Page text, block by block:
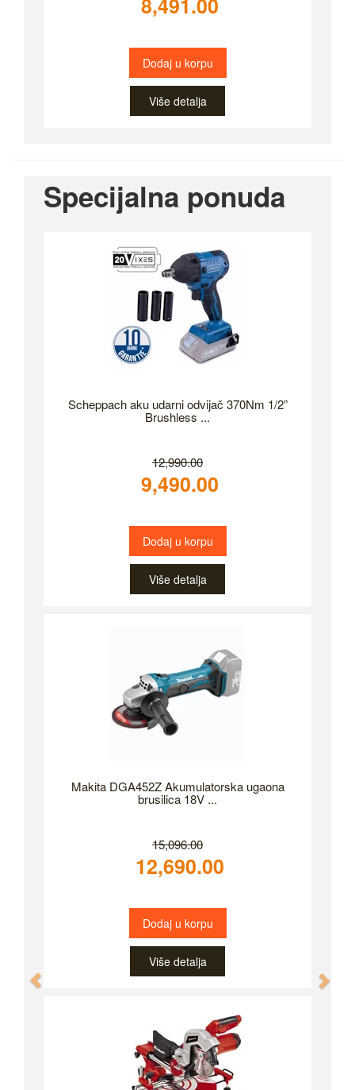
Dodaj u korpu
Više detalja
Specijalna ponuda
Scheppach aku udarni odvijač 370Nm 1/2”
Brushless ...
12,990.00
9,490.00
Dodaj u korpu
Više detalja
Makita DGA452Z Akumulatorska ugaona
brusilica 18V ...
15,096.00
12,690.00
Dodaj u korpu
Više detalja